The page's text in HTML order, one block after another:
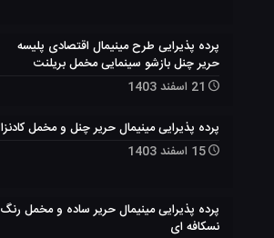
پرده پذیرایی طرح مینیمال اقتصادی پلیسه
حریر چنل بازشو سینمایی مخمل بریلنت
21 اسفند 1403
پرده پذیرایی مینیمال حریر چنل و مخمل کادنزا
15 اسفند 1403
پرده پذیرایی مینیمال حریر ساده و مخمل رنگ
نسکافه ای